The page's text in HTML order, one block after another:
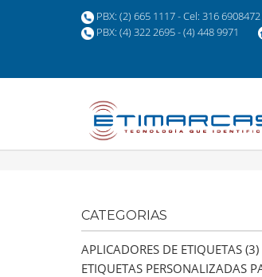
PBX: (2) 665 1117 - Cel: 316 6908472
PBX: (4) 322 2695 - (4) 448 9971
CATEGORIAS
APLICADORES DE ETIQUETAS (3)
ETIQUETAS PERSONALIZADAS